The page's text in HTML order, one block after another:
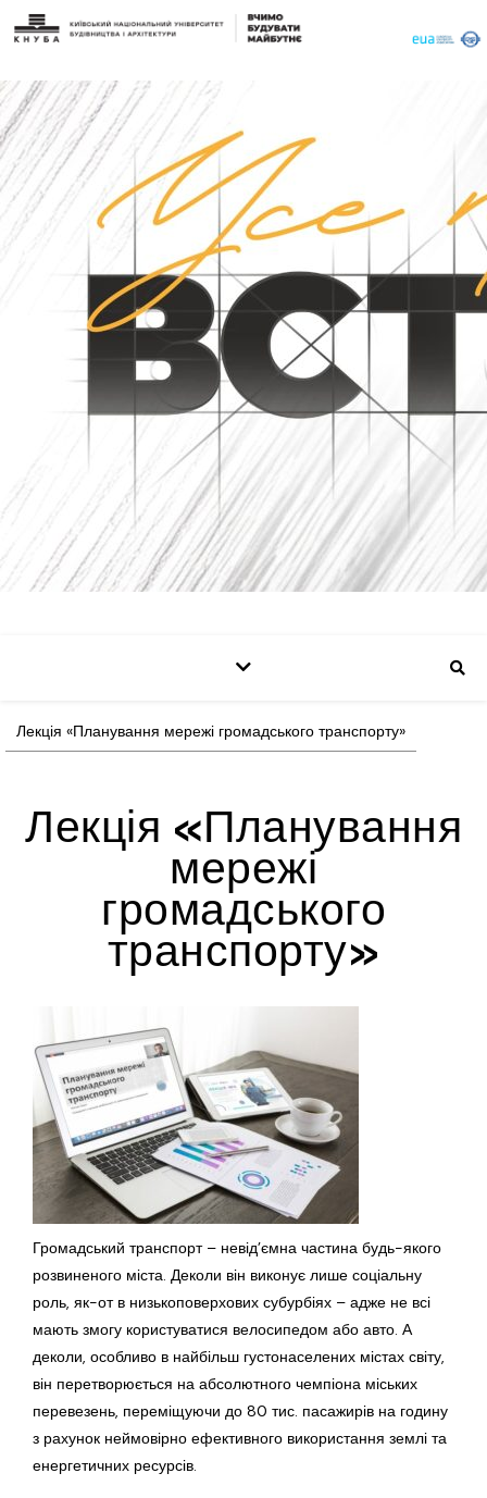
Лекція «Планування мережі громадського транспорту»
Лекція «Планування
мережі
громадського
транспорту»
Громадський транспорт – невід’ємна частина будь-якого
розвиненого міста. Деколи він виконує лише соціальну
роль, як-от в низькоповерхових субурбіях – адже не всі
мають змогу користуватися велосипедом або авто. А
деколи, особливо в найбільш густонаселених містах світу,
він перетворюється на абсолютного чемпіона міських
перевезень, переміщуючи до 80 тис. пасажирів на годину
з рахунок неймовірно ефективного використання землі та
енергетичних ресурсів.